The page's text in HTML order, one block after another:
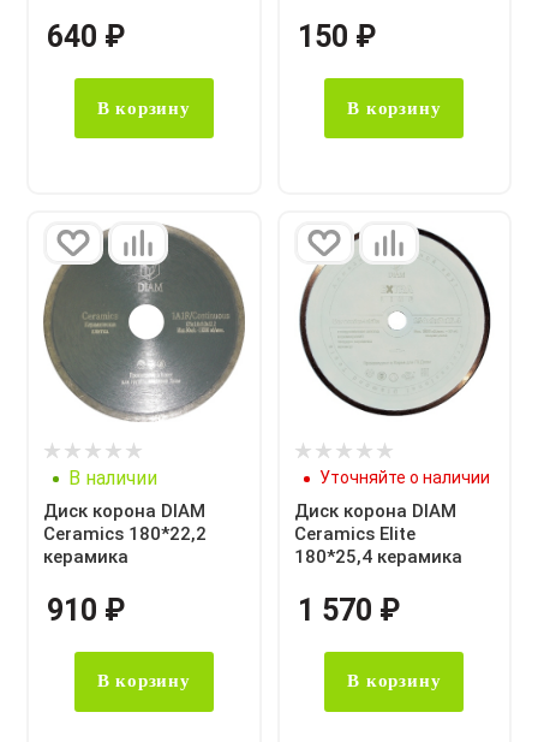
640 ₽
В корзину
150 ₽
В корзину
В наличии
Диск корона DIAM
Ceramics 180*22,2
керамика
910 ₽
В корзину
Уточняйте о наличии
Диск корона DIAM
Ceramics Elite
180*25,4 керамика
1 570 ₽
В корзину